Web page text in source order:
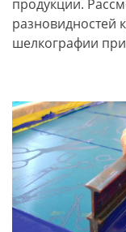
продукции.
разновидностей
шелкографии